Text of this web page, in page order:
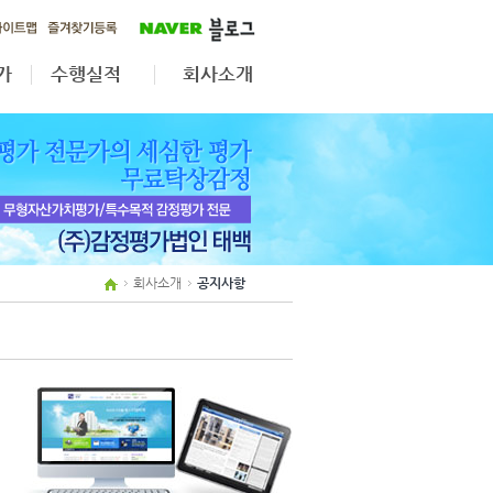
수행실적
무형자산·법인전환
자산재평가
상속·증여
보상평가
회사소개
공지사항
업무분야
조직도
인원현황
제휴사보기
오시는길
회사소개 공지사항